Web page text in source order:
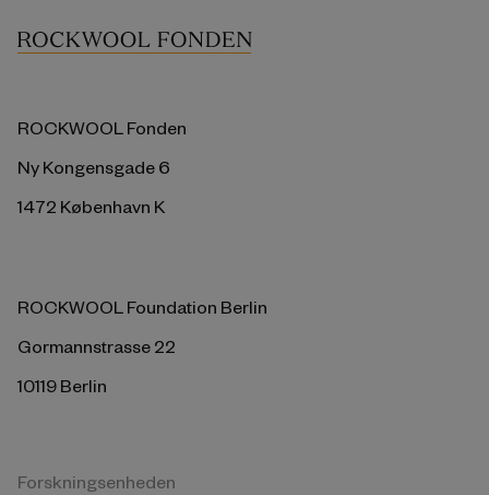
ROCKWOOL Fonden
Ny Kongensgade 6
1472 København K
ROCKWOOL Foundation Berlin
Gormannstrasse 22
10119 Berlin
Forskningsenheden